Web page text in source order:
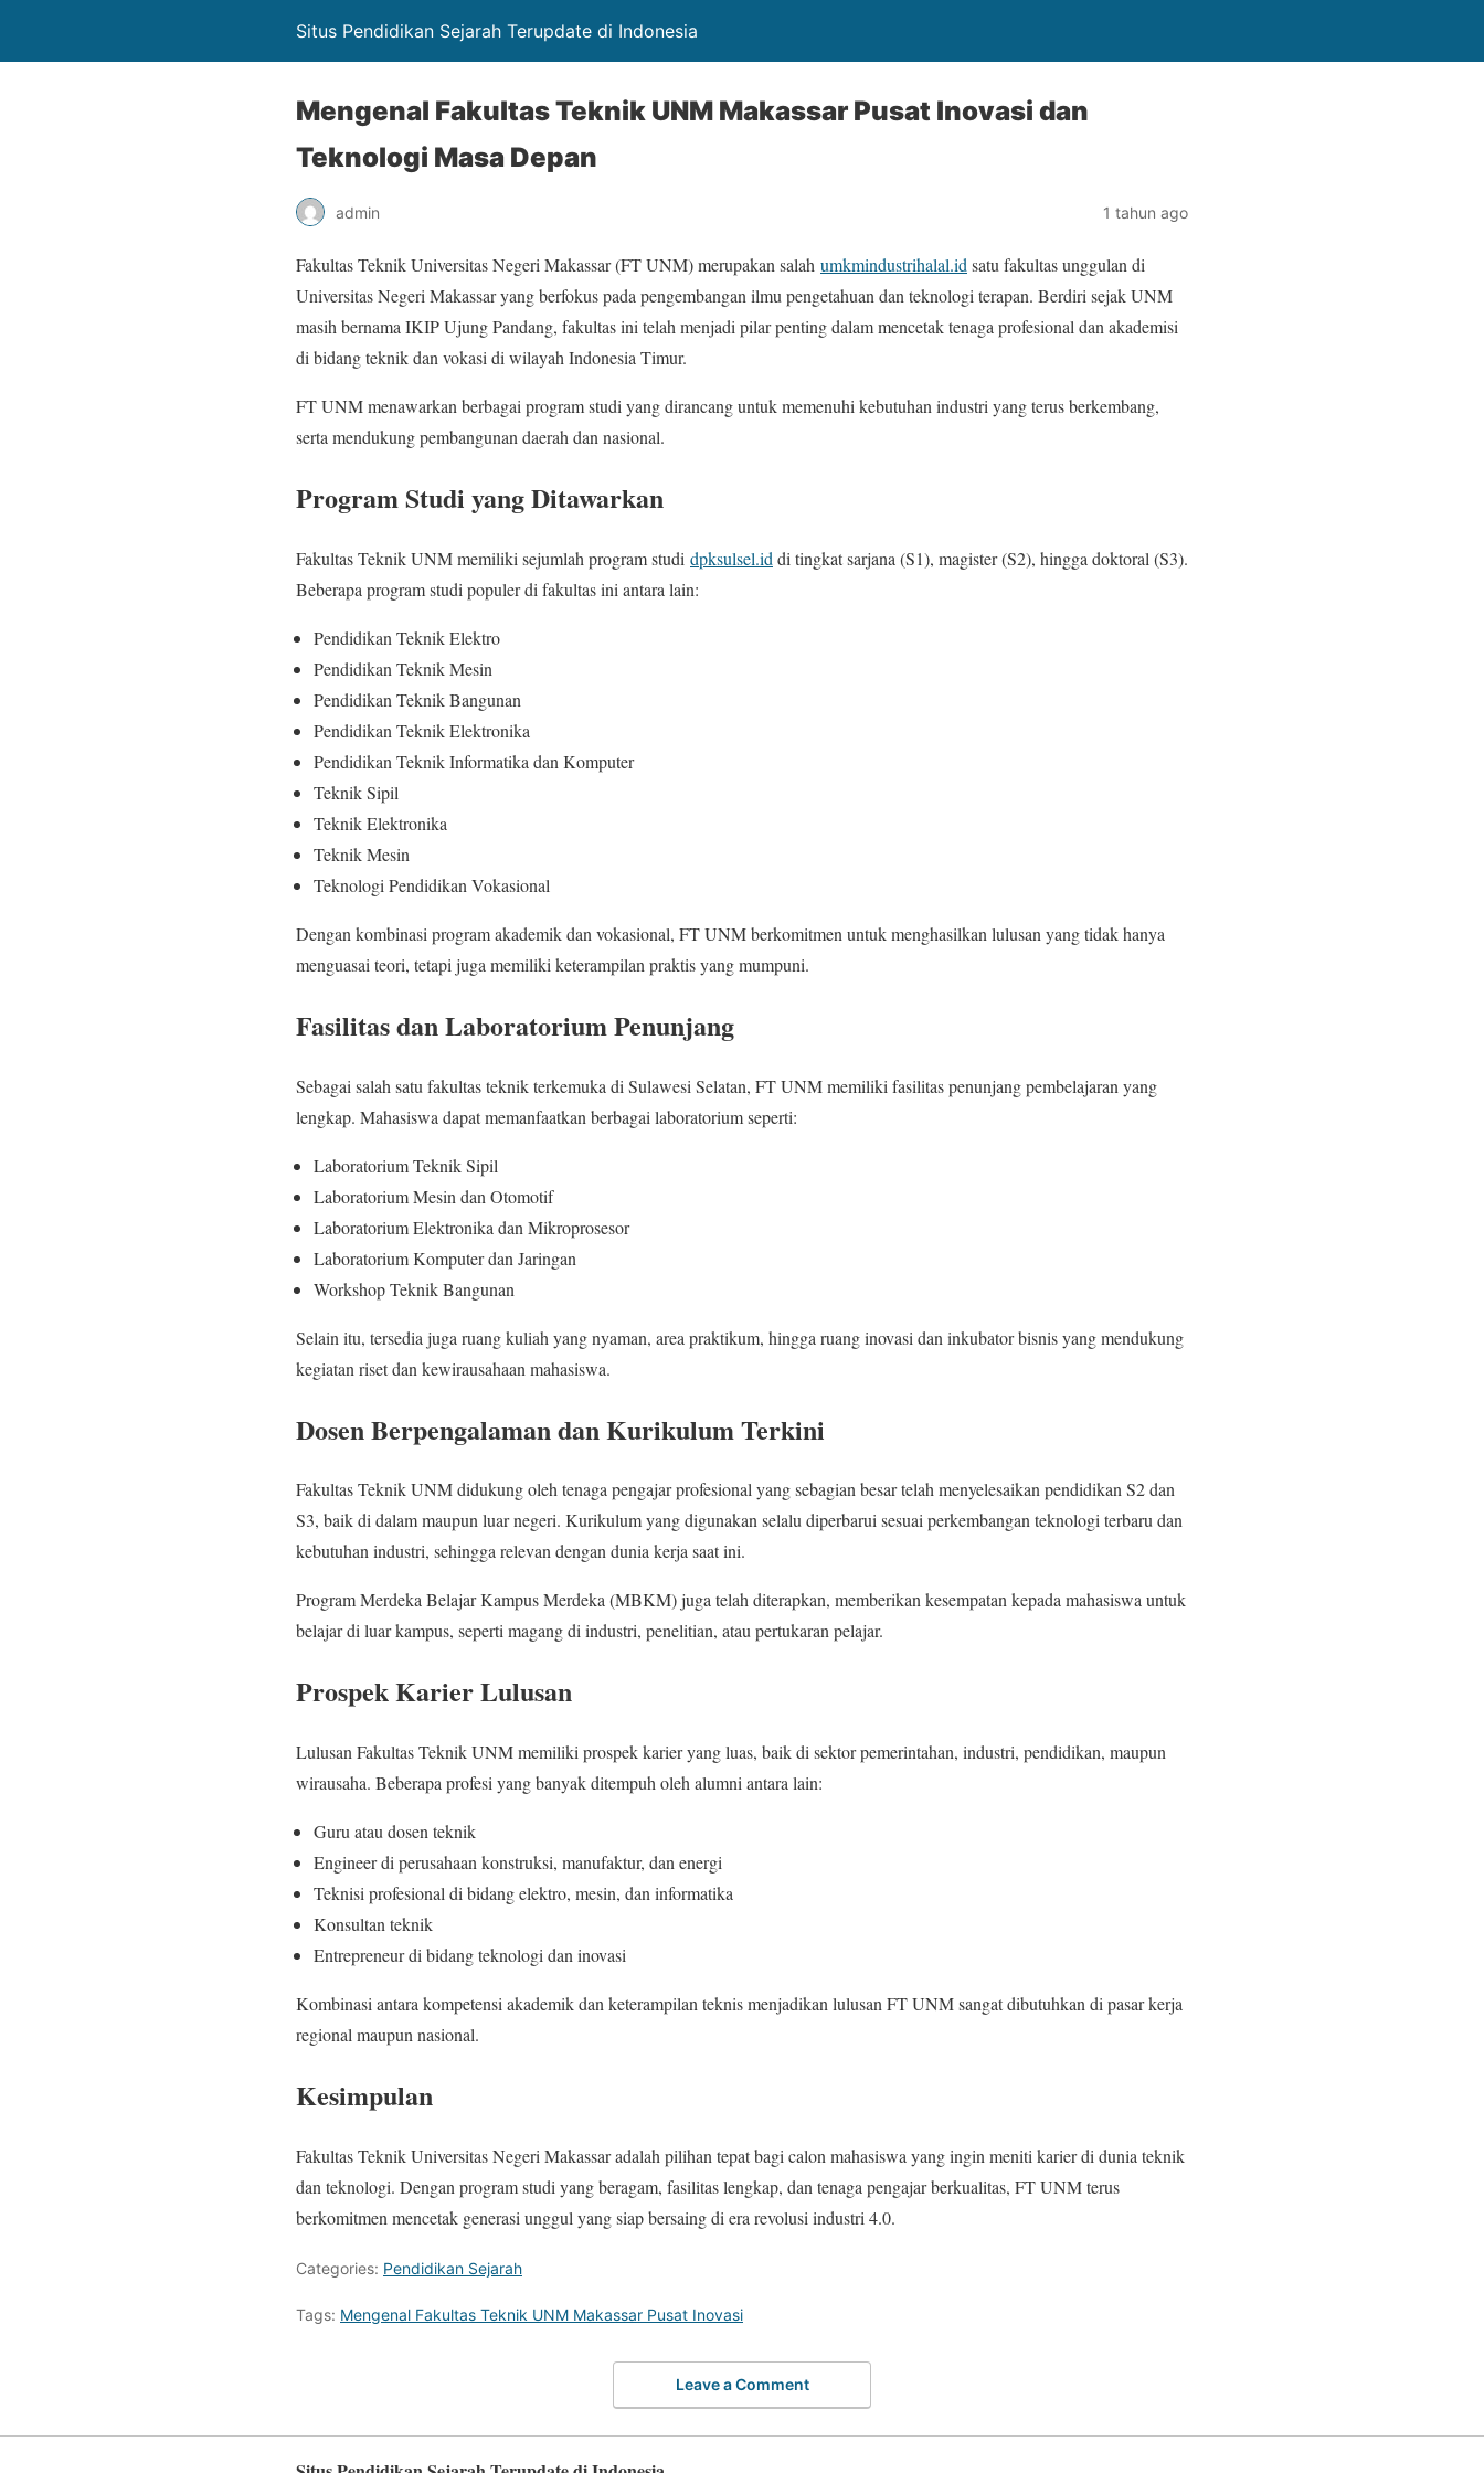
Situs Pendidikan Sejarah Terupdate di Indonesia
Mengenal Fakultas Teknik UNM Makassar Pusat Inovasi dan
Teknologi Masa Depan
admin 1 tahun ago
Fakultas Teknik Universitas Negeri Makassar (FT UNM) merupakan salah umkmindustrihalal.id satu fakultas unggulan di
Universitas Negeri Makassar yang berfokus pada pengembangan ilmu pengetahuan dan teknologi terapan. Berdiri sejak UNM
masih bernama IKIP Ujung Pandang, fakultas ini telah menjadi pilar penting dalam mencetak tenaga profesional dan akademisi
di bidang teknik dan vokasi di wilayah Indonesia Timur.
FT UNM menawarkan berbagai program studi yang dirancang untuk memenuhi kebutuhan industri yang terus berkembang,
serta mendukung pembangunan daerah dan nasional.
Program Studi yang Ditawarkan
Fakultas Teknik UNM memiliki sejumlah program studi dpksulsel.id di tingkat sarjana (S1), magister (S2), hingga doktoral (S3).
Beberapa program studi populer di fakultas ini antara lain:
Pendidikan Teknik Elektro
Pendidikan Teknik Mesin
Pendidikan Teknik Bangunan
Pendidikan Teknik Elektronika
Pendidikan Teknik Informatika dan Komputer
Teknik Sipil
Teknik Elektronika
Teknik Mesin
Teknologi Pendidikan Vokasional
Dengan kombinasi program akademik dan vokasional, FT UNM berkomitmen untuk menghasilkan lulusan yang tidak hanya
menguasai teori, tetapi juga memiliki keterampilan praktis yang mumpuni.
Fasilitas dan Laboratorium Penunjang
Sebagai salah satu fakultas teknik terkemuka di Sulawesi Selatan, FT UNM memiliki fasilitas penunjang pembelajaran yang
lengkap. Mahasiswa dapat memanfaatkan berbagai laboratorium seperti:
Laboratorium Teknik Sipil
Laboratorium Mesin dan Otomotif
Laboratorium Elektronika dan Mikroprosesor
Laboratorium Komputer dan Jaringan
Workshop Teknik Bangunan
Selain itu, tersedia juga ruang kuliah yang nyaman, area praktikum, hingga ruang inovasi dan inkubator bisnis yang mendukung
kegiatan riset dan kewirausahaan mahasiswa.
Dosen Berpengalaman dan Kurikulum Terkini
Fakultas Teknik UNM didukung oleh tenaga pengajar profesional yang sebagian besar telah menyelesaikan pendidikan S2 dan
S3, baik di dalam maupun luar negeri. Kurikulum yang digunakan selalu diperbarui sesuai perkembangan teknologi terbaru dan
kebutuhan industri, sehingga relevan dengan dunia kerja saat ini.
Program Merdeka Belajar Kampus Merdeka (MBKM) juga telah diterapkan, memberikan kesempatan kepada mahasiswa untuk
belajar di luar kampus, seperti magang di industri, penelitian, atau pertukaran pelajar.
Prospek Karier Lulusan
Lulusan Fakultas Teknik UNM memiliki prospek karier yang luas, baik di sektor pemerintahan, industri, pendidikan, maupun
wirausaha. Beberapa profesi yang banyak ditempuh oleh alumni antara lain:
Guru atau dosen teknik
Engineer di perusahaan konstruksi, manufaktur, dan energi
Teknisi profesional di bidang elektro, mesin, dan informatika
Konsultan teknik
Entrepreneur di bidang teknologi dan inovasi
Kombinasi antara kompetensi akademik dan keterampilan teknis menjadikan lulusan FT UNM sangat dibutuhkan di pasar kerja
regional maupun nasional.
Kesimpulan
Fakultas Teknik Universitas Negeri Makassar adalah pilihan tepat bagi calon mahasiswa yang ingin meniti karier di dunia teknik
dan teknologi. Dengan program studi yang beragam, fasilitas lengkap, dan tenaga pengajar berkualitas, FT UNM terus
berkomitmen mencetak generasi unggul yang siap bersaing di era revolusi industri 4.0.
Categories: Pendidikan Sejarah
Tags: Mengenal Fakultas Teknik UNM Makassar Pusat Inovasi
Leave a Comment